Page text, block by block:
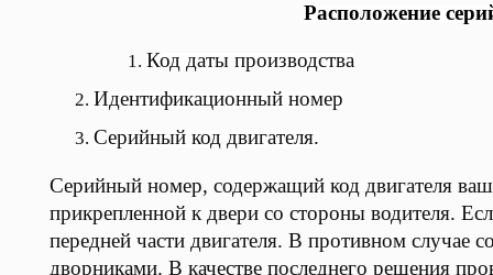
Расположение
Код даты производства
Идентификационный номер
Серийный код двигателя.
Серийный номер, содержащий код двигателя
прикрепленной к двери со стороны водителя.
передней части двигателя. В противном случае
дворниками. В качестве последнего решения